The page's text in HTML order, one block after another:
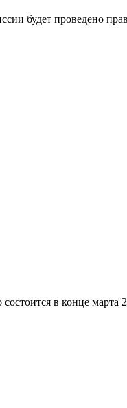
будет проведено
в конце марта